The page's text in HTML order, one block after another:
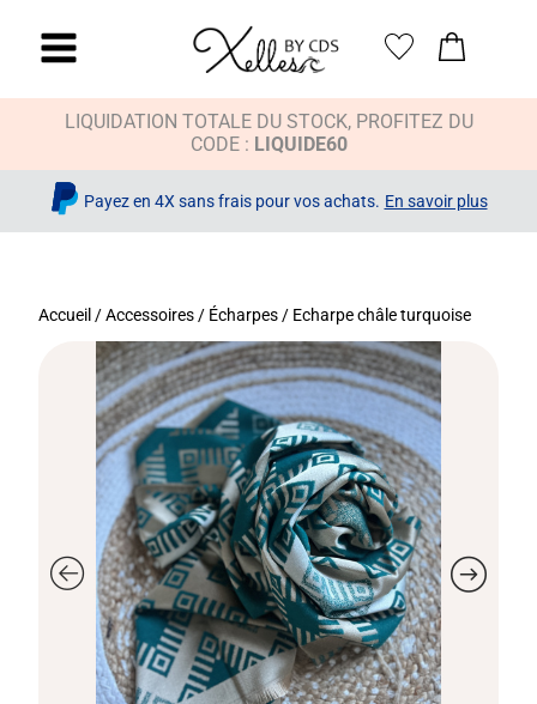
LIQUIDATION TOTALE DU STOCK, PROFITEZ DU
CODE : LIQUIDE60
Payez en 4X sans frais pour vos achats. En savoir plus
Accueil /Accessoires / Écharpes / Echarpe châle turquoise